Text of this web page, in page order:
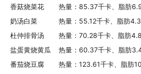
香菇烧菜花
热量：85.37千卡、脂肪
奶汤白菜
热量：55.12千卡、脂肪
杜仲排骨汤
热量：70.28千卡、脂肪
盐蛋黄烧黄瓜
热量：60.37千卡、脂肪
番茄烧豆腐
热量：123.61千卡、脂肪